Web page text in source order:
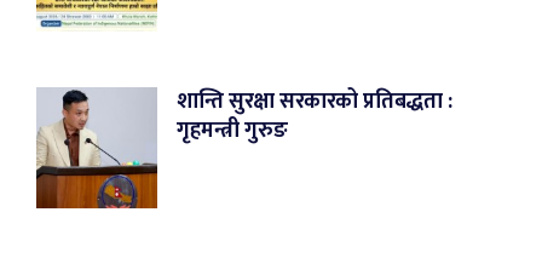
शान्ति सुरक्षा सरकारको प्रतिबद्धता :
गृहमन्त्री गुरुङ